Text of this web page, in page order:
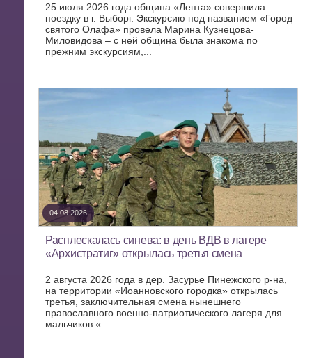
25 июля 2026 года община «Лепта» совершила
поездку в г. Выборг. Экскурсию под названием «Город
святого Олафа» провела Марина Кузнецова-
Миловидова – с ней община была знакома по
прежним экскурсиям,...
04.08.2026
Расплескалась синева: в день ВДВ в лагере
«Архистратиг» открылась третья смена
2 августа 2026 года в дер. Засурье Пинежского р-на,
на территории «Иоанновского городка» открылась
третья, заключительная смена нынешнего
православного военно-патриотического лагеря для
мальчиков «...